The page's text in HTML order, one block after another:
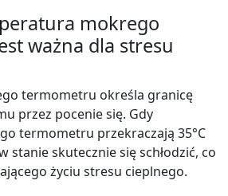
mokrego
ważna dla stresu
termometru określa granicę
przez pocenie się. Gdy
termometru przekraczają 35°C
stanie skutecznie się schłodzić, co
życiu stresu cieplnego.